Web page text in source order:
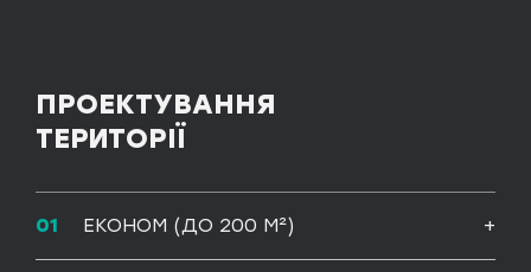
ПРОЕКТУВАННЯ
ТЕРИТОРІЇ
ЕКОНОМ (ДО 200 М²)